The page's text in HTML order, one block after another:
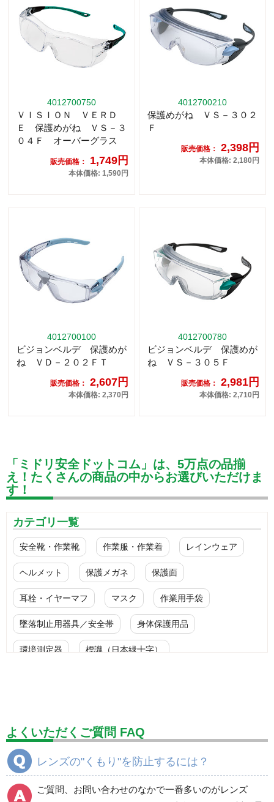
4012700750
ＶＩＳＩＯＮ ＶＥＲＤ
Ｅ 保護めがね ＶＳ－３
０４Ｆ オーバーグラス
販売価格： 1,749円
本体価格: 1,590円
4012700210
保護めがね ＶＳ－３０２
Ｆ
販売価格： 2,398円
本体価格: 2,180円
4012700100
ビジョンベルデ 保護めが
ね ＶＤ－２０２ＦＴ
販売価格： 2,607円
本体価格: 2,370円
4012700780
ビジョンベルデ 保護めが
ね ＶＳ－３０５Ｆ
販売価格： 2,981円
本体価格: 2,710円
「ミドリ安全ドットコム」は、5万点の品揃
え！たくさんの商品の中からお選びいただけま
す！
カテゴリ一覧
安全靴・作業靴 作業服・作業着 レインウェア
ヘルメット 保護メガネ 保護面
耳栓・イヤーマフ マスク 作業用手袋
墜落制止用器具／安全帯 身体保護用品
環境測定器 標識（日本緑十字）
設備用品・作業補助用品 工事作業用品
分煙対策機器
電気保守用品 ワイパー クリーンルーム対策用品
よくいただくご質問 FAQ
レンズの"くもり"を防止するには？
ご質問、お問い合わせのなかで一番多いのがレンズ